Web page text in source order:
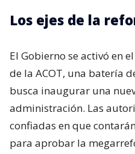
Los ejes de la
El Gobierno se activó en
de la ACOT, una batería
busca inaugurar una
administración. Las
confiadas en que
para aprobar la